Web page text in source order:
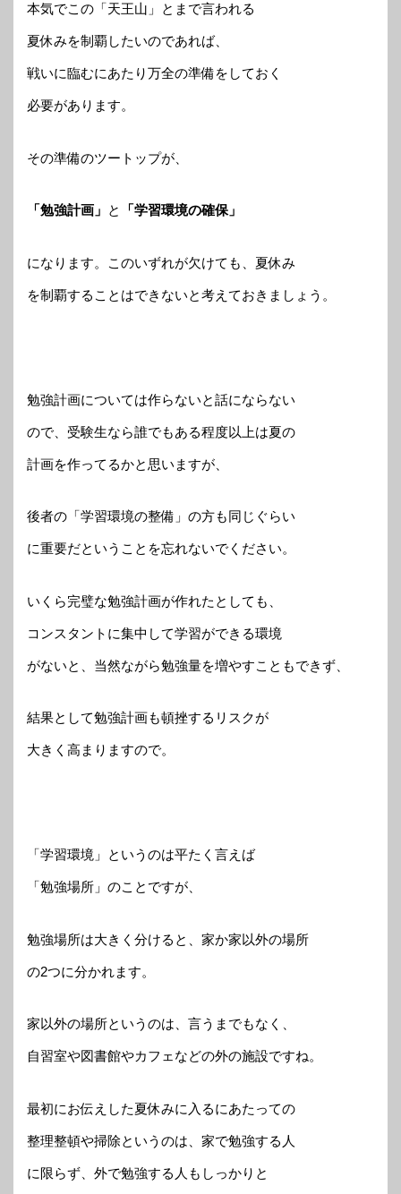
本気でこの「天王山」とまで言われる
夏休みを制覇したいのであれば、
戦いに臨むにあたり万全の準備をしておく
必要があります。
その準備のツートップが、
「勉強計画」 と 「学習環境の確保」
になります。このいずれが欠けても、夏休み
を制覇することはできないと考えておきましょう。
勉強計画については作らないと話にならない
ので、受験生なら誰でもある程度以上は夏の
計画を作ってるかと思いますが、
後者の「学習環境の整備」の方も同じぐらい
に重要だということを忘れないでください。
いくら完璧な勉強計画が作れたとしても、
コンスタントに集中して学習ができる環境
がないと、当然ながら勉強量を増やすこともできず、
結果として勉強計画も頓挫するリスクが
大きく高まりますので。
「学習環境」というのは平たく言えば
「勉強場所」のことですが、
勉強場所は大きく分けると、家か家以外の場所
の2つに分かれます。
家以外の場所というのは、言うまでもなく、
自習室や図書館やカフェなどの外の施設ですね。
最初にお伝えした夏休みに入るにあたっての
整理整頓や掃除というのは、家で勉強する人
に限らず、外で勉強する人もしっかりと